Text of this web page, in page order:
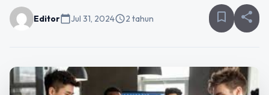
Editorcalendar_todayJul 31, 2024schedule2 tahun bookmark_border share